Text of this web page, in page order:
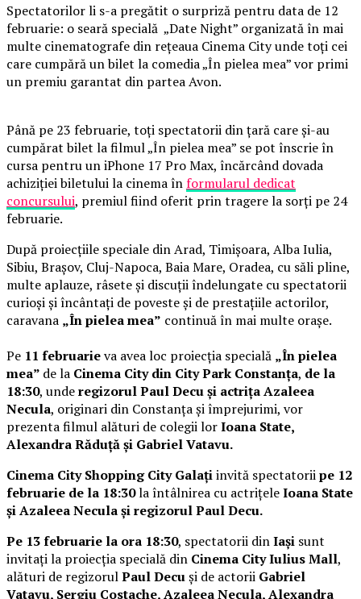
Spectatorilor li s-a pregătit o surpriză pentru data de 12
februarie: o seară specială „Date Night” organizată în mai
multe cinematografe din rețeaua Cinema City unde toți cei
care cumpără un bilet la comedia „În pielea mea” vor primi
un premiu garantat din partea Avon.
Până pe 23 februarie, toți spectatorii din țară care și-au
cumpărat bilet la filmul „În pielea mea” se pot înscrie în
cursa pentru un iPhone 17 Pro Max, încărcând dovada
achiziției biletului la cinema înformularul dedicat
concursului, premiul fiind oferit prin tragere la sorți pe 24
februarie.
După proiecțiile speciale din Arad, Timișoara, Alba Iulia,
Sibiu, Brașov, Cluj-Napoca, Baia Mare, Oradea, cu săli pline,
multe aplauze, râsete și discuții îndelungate cu spectatorii
curioși și încântați de poveste și de prestațiile actorilor,
caravana „În pielea mea” continuă în mai multe orașe.
Pe 11 februarieva avea loc proiecția specială „În pielea
mea” de la Cinema City din City Park Constanța, de la
18:30, underegizorul Paul Decu și actrița Azaleea
Necula, originari din Constanța și împrejurimi, vor
prezenta filmul alături de colegii lorIoana State,
Alexandra Răduță și Gabriel Vatavu.
Cinema City Shopping City Galațiinvită spectatoriipe 12
februarie de la 18:30la întâlnirea cu actrițeleIoana State
și Azaleea Necula și regizorul Paul Decu.
Pe 13 februarie la ora 18:30, spectatorii dinIași sunt
invitați la proiecția specială din Cinema City Iulius Mall,
alături de regizorulPaul Decuși de actorii Gabriel
Vatavu, Sergiu Costache, Azaleea Necula, Alexandra